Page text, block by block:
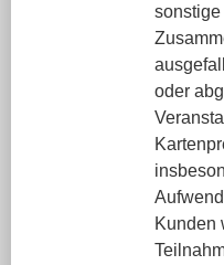
oder
Kunden